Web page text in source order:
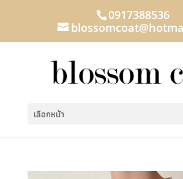
0917388536
เลือกหน้า